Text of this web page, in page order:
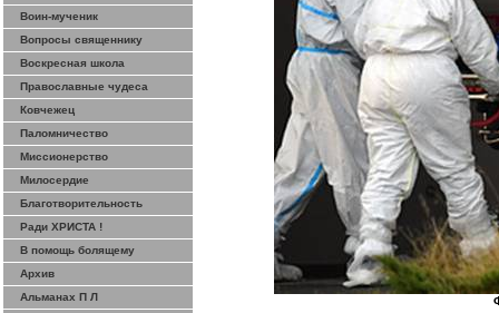
Воин-мученик
Вопросы священнику
Воскресная школа
Православные чудеса
Ковчежец
Паломничество
Миссионерство
Милосердие
Благотворительность
Ради ХРИСТА !
В помощь болящему
Архив
Альманах П Л